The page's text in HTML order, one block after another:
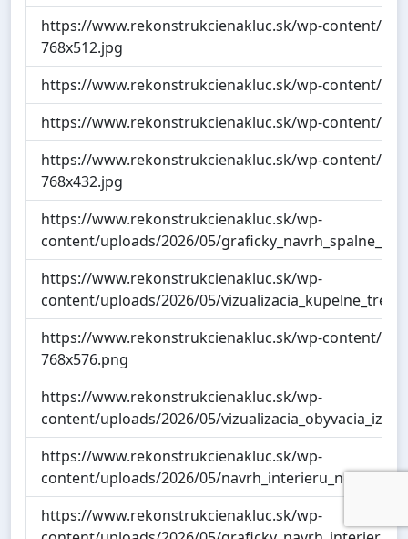
https://www.rekonstrukcienakluc.sk/wp-content/
768x512.jpg
https://www.rekonstrukcienakluc.sk/wp-content/
https://www.rekonstrukcienakluc.sk/wp-content/
https://www.rekonstrukcienakluc.sk/wp-content/
768x432.jpg
https://www.rekonstrukcienakluc.sk/wp-
content/uploads/2026/05/
https://www.rekonstrukcienakluc.sk/wp-
content/uploads/2026/05/
https://www.rekonstrukcienakluc.sk/wp-content/
768x576.png
https://www.rekonstrukcienakluc.sk/wp-
content/uploads/2026/05/
https://www.rekonstrukcienakluc.sk/wp-
content/uploads/2026/05/
https://www.rekonstrukcienakluc.sk/wp-